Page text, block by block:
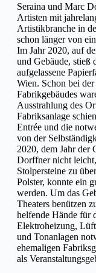
Seraina und Marc
Artisten mit
Artistikbranche in
schon länger von
Im Jahr 2020, auf
und Gebäude, stieß
aufgelassene
Wien. Schon bei
Fabrikgebäudes
Ausstrahlung des
Fabriksanlage
Entrée und die
von der
2020, dem Jahr der
Dorffner nicht
Stolpersteine zu
Polster, konnte ein
werden. Um das
Theaters benützen
helfende Hände für
Elektroheizung,
und Tonanlagen
ehemaligen
als